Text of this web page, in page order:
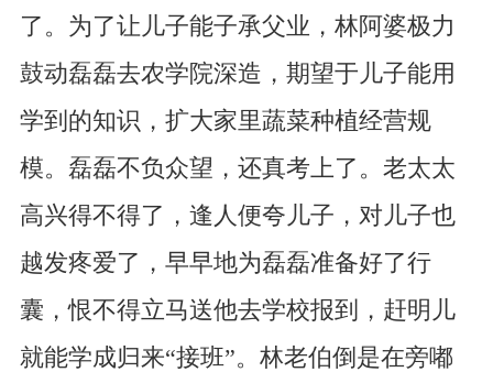
了。为了让儿子能子承父业，林阿婆极力
鼓动磊磊去农学院深造，期望于儿子能用
学到的知识，扩大家里蔬菜种植经营规
模。磊磊不负众望，还真考上了。老太太
高兴得不得了，逢人便夸儿子，对儿子也
越发疼爱了，早早地为磊磊准备好了行
囊，恨不得立马送他去学校报到，赶明儿
就能学成归来“接班”。林老伯倒是在旁嘟